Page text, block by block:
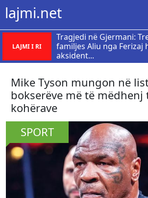
lajmi.net
LAJMI I RI
Tragjedi në Gjermani:
familjes Aliu nga Ferizaj
aksident...
Mike Tyson mungon në
bokserëve më të mëdhenj
kohërave
SPORT